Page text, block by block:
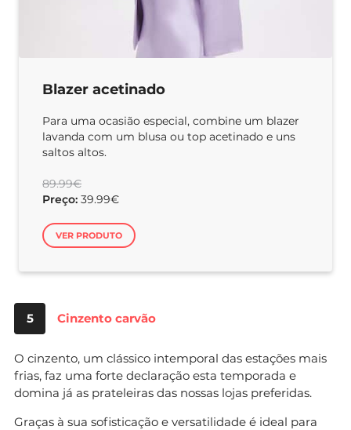
Blazer acetinado
Para uma ocasião especial, combine um blazer
lavanda com um blusa ou top acetinado e uns
saltos altos.
89.99€
Preço: 39.99€
VER PRODUTO
5 Cinzento carvão
O cinzento, um clássico intemporal das estações mais
frias, faz uma forte declaração esta temporada e
domina já as prateleiras das nossas lojas preferidas.
Graças à sua sofisticação e versatilidade é ideal para